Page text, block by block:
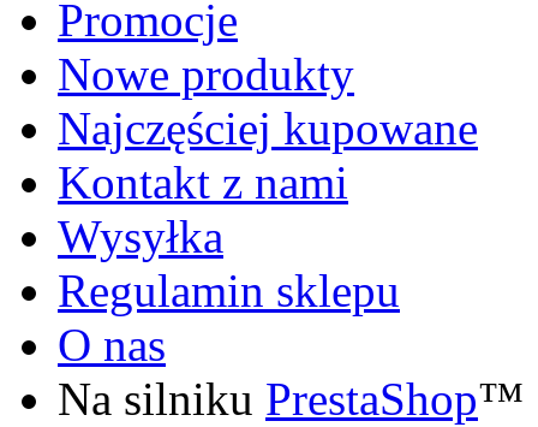
Promocje
Nowe produkty
Najczęściej kupowane
Kontakt z nami
Wysyłka
Regulamin sklepu
O nas
Na silniku PrestaShop™